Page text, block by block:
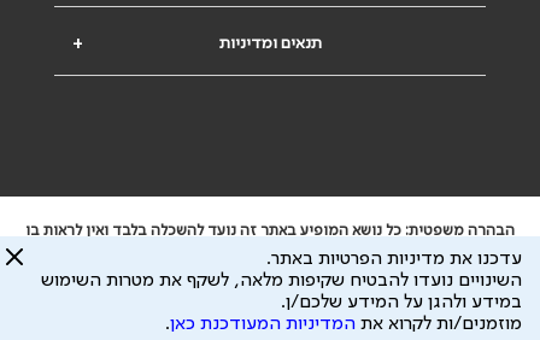
+ תנאים ומדיניות
הבהרה משפטית: כל נושא המופיע באתר זה נועד להשכלה בלבד ואין לראות בו
ייעוץ רפואי או משפטי. אין הר"י אחראית לתוכן המתפרסם באתר זה ולכל נזק
שעלול להיגרם.
ידוע לי שהר"י אוספת ושומרת מידע אישי לצורך מתן השרות וכי חלק ממנו עשוי
להיות מועבר לצדדים שלישיים, הכל בכפוף למדיניות הפרטיות
עדכנו את מדיניות הפרטיות באתר.
השינויים נועדו להבטיח שקיפות מלאה, לשקף את מטרות השימוש
במידע ולהגן על המידע שלכם/ן.
מוזמנים/ות לקרוא את המדיניות המעודכנת כאן.